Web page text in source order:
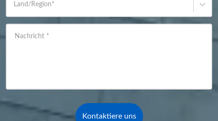
Land/Region*
Nachricht *
Kontaktiere uns